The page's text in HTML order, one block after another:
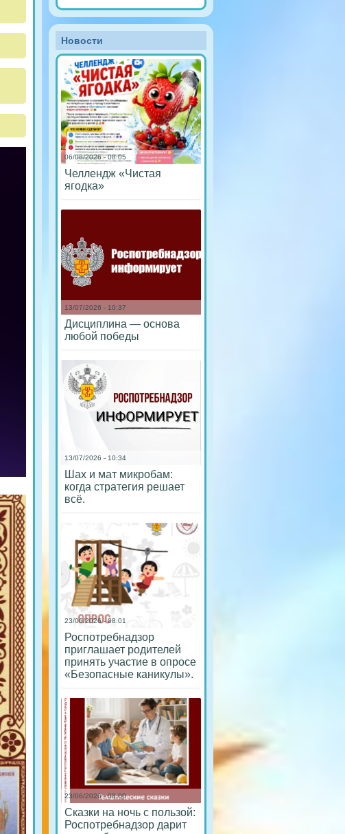
Новости
06/08/2026 - 08:05
Челлендж «Чистая
ягодка»
13/07/2026 - 10:37
Дисциплина — основа
любой победы
13/07/2026 - 10:34
Шах и мат микробам:
когда стратегия решает
всё.
23/06/2026 - 08:01
Роспотребнадзор
приглашает родителей
принять участие в опросе
«Безопасные каникулы».
23/06/2026 - 08:00
Сказки на ночь с пользой:
Роспотребнадзор дарит